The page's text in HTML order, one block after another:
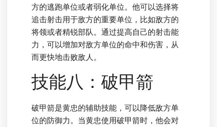
方的逃跑单位或者弱化单位。他可以选择将
追击射击用于敌方的重要单位，比如敌方的
将领或者精锐部队。通过提高自己的射击能
力，可以增加对敌方单位的命中和伤害，从
而更快地击败敌人。
技能八：破甲箭
破甲箭是黄忠的辅助技能，可以降低敌方单
位的防御力。当黄忠使用破甲箭时，他会对